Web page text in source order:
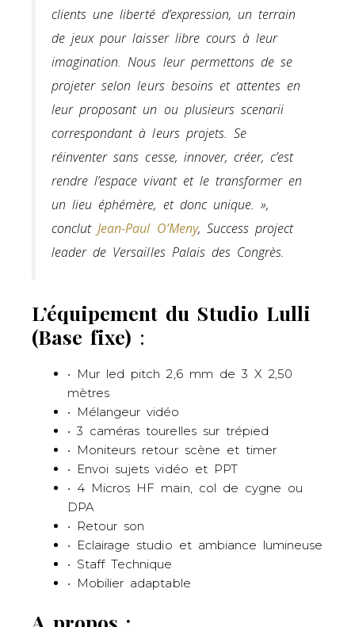
clients une liberté d’expression, un terrain
de jeux pour laisser libre cours à leur
imagination. Nous leur permettons de se
projeter selon leurs besoins et attentes en
leur proposant un ou plusieurs scenarii
correspondant à leurs projets. Se
réinventer sans cesse, innover, créer, c’est
rendre l’espace vivant et le transformer en
un lieu éphémère, et donc unique. »,
conclutJean-Paul O’Meny, Success project
leader de Versailles Palais des Congrès.
L’équipement du Studio Lulli
(Base fixe) :
• Mur led pitch 2,6 mm de 3 X 2,50
mètres
• Mélangeur vidéo
• 3 caméras tourelles sur trépied
• Moniteurs retour scène et timer
• Envoi sujets vidéo et PPT
• 4 Micros HF main, col de cygne ou
DPA
• Retour son
• Eclairage studio et ambiance lumineuse
• Staff Technique
• Mobilier adaptable